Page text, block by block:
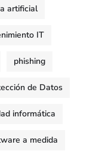
artificial
IT
phishing
de Datos
informática
a medida